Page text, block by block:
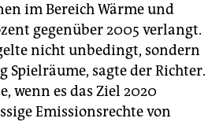
im ­Bereich Wärme und
gegenüber 2005 verlangt.
nicht unbedingt, sondern
Spielräume, sagte der Richter.
wenn es das Ziel 2020
Emissionsrechte von